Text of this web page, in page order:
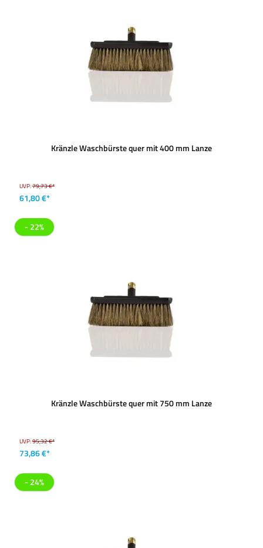
Kränzle Waschbürste quer mit 400 mm Lanze
UVP:79,73 €*
61,80 €*
- 22%
Kränzle Waschbürste quer mit 750 mm Lanze
UVP:95,32 €*
73,86 €*
- 24%